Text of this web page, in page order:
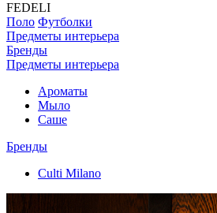
FEDELI
Поло Футболки
Предметы интерьера
Бренды
Предметы интерьера
Ароматы
Мыло
Саше
Бренды
Culti Milano